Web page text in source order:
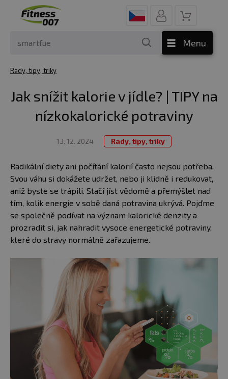
Menu
Rady, tipy, triky
Jak snížit kalorie v jídle? | TIPY na
nízkokalorické potraviny
13. 12. 2024 Rady, tipy, triky
Radikální diety ani počítání kalorií často nejsou potřeba.
Svou váhu si dokážete udržet, nebo ji klidně i redukovat,
aniž byste se trápili. Stačí jíst vědomě a přemýšlet nad
tím, kolik energie v sobě daná potravina ukrývá. Pojďme
se společně podívat na význam kalorické denzity a
prozradit si, jak nahradit vysoce energetické potraviny,
které do stravy normálně zařazujeme.